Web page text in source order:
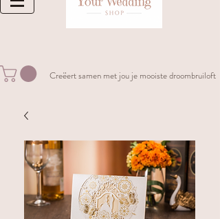
Creëert samen met jou je mooiste droombruiloft